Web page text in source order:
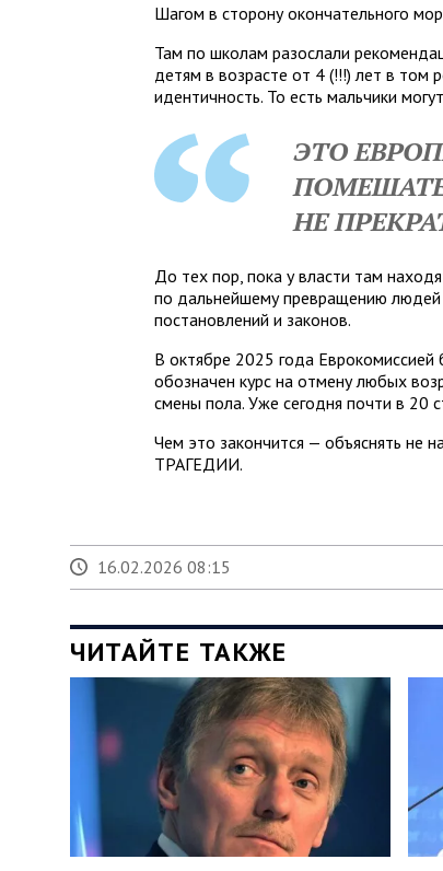
Шагом в сторону окончательного
Там по школам разослали
детям в возрасте от 4 (!!!) лет в том
идентичность. То есть мальчики
ЭТО
НЕ
До тех пор, пока у власти там
по дальнейшему превращению людей
постановлений и законов.
В октябре 2025 года Еврокомиссией
обозначен курс на отмену любых
смены пола. Уже сегодня почти в 20
Чем это закончится — объяснять
ТРАГЕДИИ.
16.02.2026 08:15
ЧИТАЙТЕ ТАКЖЕ